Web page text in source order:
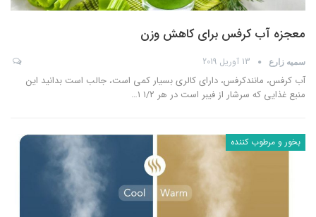
معجزه آب کرفس برای کاهش وزن
سمیه زارع 13 آوریل 2019
آب کرفس، مانندکرفس، دارای کالری بسیار کمی است، جالب است بدانید این
منبع غذایی که سرشار از فیبر است در هر ۱/۲ ۱
…
بخور و مرطوب کننده